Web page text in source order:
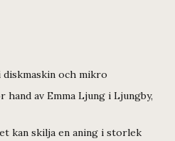
diskmaskin och mikro
av Emma Ljung i Ljungby,
kan skilja en aning i storlek